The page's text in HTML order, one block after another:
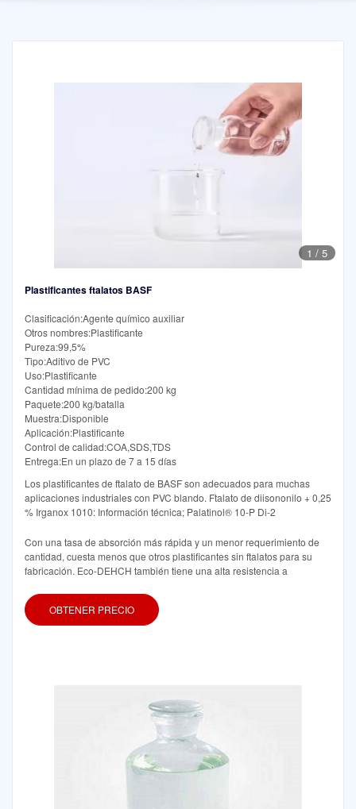
1 / 5
Plastificantes ftalatos BASF
Clasificación:Agente químico auxiliar
Otros nombres:Plastificante
Pureza:99,5%
Tipo:Aditivo de PVC
Uso:Plastificante
Cantidad mínima de pedido:200 kg
Paquete:200 kg/batalla
Muestra:Disponible
Aplicación:Plastificante
Control de calidad:COA,SDS,TDS
Entrega:En un plazo de 7 a 15 días
Los plastificantes de ftalato de BASF son adecuados para muchas
aplicaciones industriales con PVC blando. Ftalato de diisononilo + 0,25
% Irganox 1010: Información técnica; Palatinol® 10-P Di-2
Con una tasa de absorción más rápida y un menor requerimiento de
cantidad, cuesta menos que otros plastificantes sin ftalatos para su
fabricación. Eco-DEHCH también tiene una alta resistencia a
OBTENER PRECIO